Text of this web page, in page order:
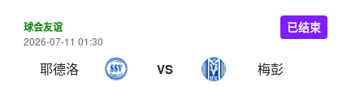
球会友谊
2026-07-11 01:30
耶德洛 VS 梅彭
已结束